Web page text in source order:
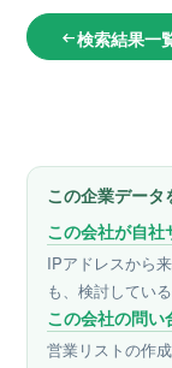
arrow_left_alt検索結果一
この企業デー
この会社が自
IPアドレスから
も、検討してい
この会社の問い
営業リストの作